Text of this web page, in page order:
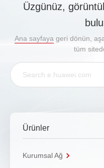
Üzgünüz,
Ana sayfaya geri dönün,
tüm
Ürünler
Kurumsal Ağ